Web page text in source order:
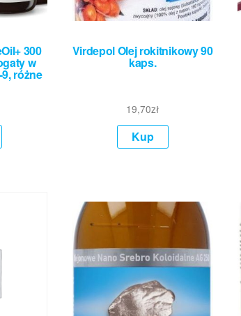
300
w
różne
Virdepol Olej rokitnikowy 90
kaps.
19,70zł
Kup